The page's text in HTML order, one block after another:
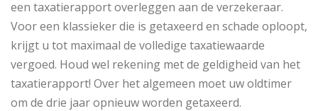
een taxatierapport overleggen aan de verzekeraar.
Voor een klassieker die is getaxeerd en schade oploopt,
krijgt u tot maximaal de volledige taxatiewaarde
vergoed. Houd wel rekening met de geldigheid van het
taxatierapport! Over het algemeen moet uw oldtimer
om de drie jaar opnieuw worden getaxeerd.